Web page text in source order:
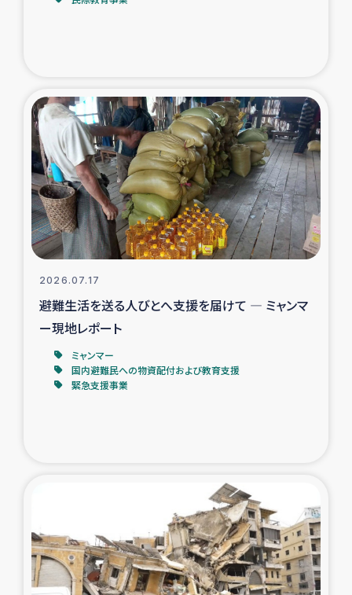
コーヒー生産者支援
アイナロ県マウベシ郡でのコーヒー畑改善事業
ベイルート大規模爆発被災者支援
女性の生計向上支援
アグロフォレストリー（カカオ）事業
2026.07.17
避難生活を送る人びとへ支援を届けて ― ミャンマ
ー現地レポート
ミャンマー
国内避難民への物資配付および教育支援
緊急支援事業